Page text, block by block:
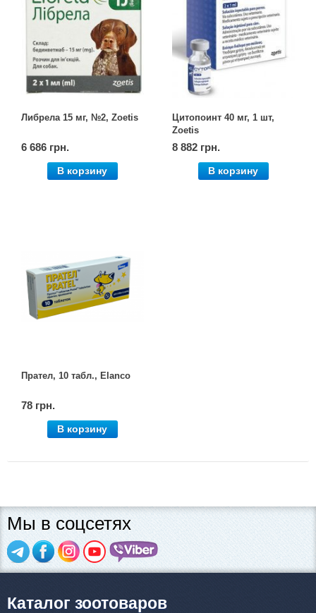
Либрела 15 мг, №2, Zoetis
6 686 грн.
В корзину
Цитопоинт 40 мг, 1 шт,
Zoetis
8 882 грн.
В корзину
Прател, 10 табл., Elanco
78 грн.
В корзину
Мы в соцсетях
Каталог зоотоваров